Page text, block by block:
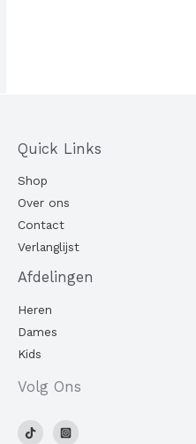
Quick Links
Shop
Over ons
Contact
Verlanglijst
Afdelingen
Heren
Dames
Kids
Volg Ons